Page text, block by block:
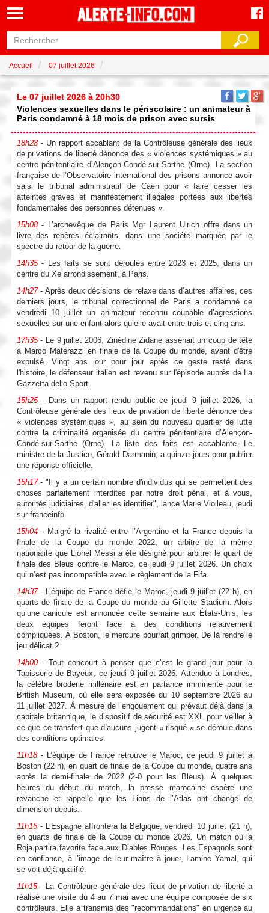
Accueil 07 juillet 2026
Le 07 juillet 2026 à 20h30
Violences sexuelles dans le périscolaire : un animateur à
Paris condamné à 18 mois de prison avec sursis
18h28- Un rapport accablant de la Contrôleuse générale des lieux
de privations de liberté dénonce des « violences systémiques » au
centre pénitentiaire d’Alençon-Condé-sur-Sarthe (Orne). La section
française de l’Observatoire international des prisons annonce avoir
saisi le tribunal administratif de Caen pour « faire cesser les
atteintes graves et manifestement illégales portées aux libertés
fondamentales des personnes détenues ».
15h08- L’archevêque de Paris Mgr Laurent Ulrich offre dans un
livre des repères éclairants, dans une société marquée par le
spectre du retour de la guerre.
14h35- Les faits se sont déroulés entre 2023 et 2025, dans un
centre du Xe arrondissement, à Paris.
14h27- Après deux décisions de relaxe dans d’autres affaires, ces
derniers jours, le tribunal correctionnel de Paris a condamné ce
vendredi 10 juillet un animateur reconnu coupable d’agressions
sexuelles sur une enfant alors qu’elle avait entre trois et cinq ans.
17h35- Le 9 juillet 2006, Zinédine Zidane assénait un coup de tête
à Marco Materazzi en finale de la Coupe du monde, avant d'être
expulsé. Vingt ans jour pour jour après ce geste resté dans
l'histoire, le défenseur italien est revenu sur l'épisode auprès de La
Gazzetta dello Sport.
15h25- Dans un rapport rendu public ce jeudi 9 juillet 2026, la
Contrôleuse générale des lieux de privation de liberté dénonce des
« violences systémiques », au sein du nouveau quartier de lutte
contre la criminalité organisée du centre pénitentiaire d’Alençon-
Condé-sur-Sarthe (Orne). La liste des faits est accablante. Le
ministre de la Justice, Gérald Darmanin, a quinze jours pour publier
une réponse officielle.
15h17- "Il y a un certain nombre d'individus qui se permettent des
choses parfaitement interdites par notre droit pénal, et à vous,
autorités judiciaires, d'aller les identifier", lance Marie Violleau, jeudi
sur franceinfo.
15h04- Malgré la rivalité entre l’Argentine et la France depuis la
finale de la Coupe du monde 2022, un arbitre de la même
nationalité que Lionel Messi a été désigné pour arbitrer le quart de
finale des Bleus contre le Maroc, ce jeudi 9 juillet 2026. Un choix
qui n’est pas incompatible avec le règlement de la Fifa.
14h37- L’équipe de France défie le Maroc, jeudi 9 juillet (22 h), en
quarts de finale de la Coupe du monde au Gillette Stadium. Alors
qu’une canicule est annoncée cette semaine aux États-Unis, les
deux équipes feront face à des conditions relativement
compliquées. À Boston, le mercure pourrait grimper. De là rendre le
jeu délicat ?
14h00- Tout concourt à penser que c’est le grand jour pour la
Tapisserie de Bayeux, ce jeudi 9 juillet 2026. Attendue à Londres,
la célèbre broderie millénaire est en partance imminente pour le
British Museum, où elle sera exposée du 10 septembre 2026 au
11 juillet 2027. À mesure de l’engouement qui prévaut déjà dans la
capitale britannique, le dispositif de sécurité est XXL pour veiller à
ce que ce transfert que d’aucuns jugent « risqué » se déroule dans
des conditions optimales.
11h18- L’équipe de France retrouve le Maroc, ce jeudi 9 juillet à
Boston (22 h), en quart de finale de la Coupe du monde, quatre ans
après la demi-finale de 2022 (2-0 pour les Bleus). À quelques
heures du début du match, la presse marocaine espère une
revanche et rappelle que les Lions de l’Atlas ont changé de
dimension depuis.
11h16- L’Espagne affrontera la Belgique, vendredi 10 juillet (21 h),
en quarts de finale de la Coupe du monde 2026. Un match où la
Roja partira favorite face aux Diables Rouges. Les Espagnols sont
en confiance, à l’image de leur maître à jouer, Lamine Yamal, qui
se voit déjà qualifié.
11h15- La Contrôleure générale des lieux de privation de liberté a
réalisé une visite du 4 au 7 mai avec une équipe composée de six
contrôleurs. Elle a transmis des "recommandations" en urgence au